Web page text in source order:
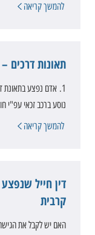
להמשך קריאה
תאונות דרכים
1. אדם נפצע בתאונת
נוסע ברכב זכאי עפ"י
להמשך קריאה
דין חייל
קרבית
האם יש לקבל את